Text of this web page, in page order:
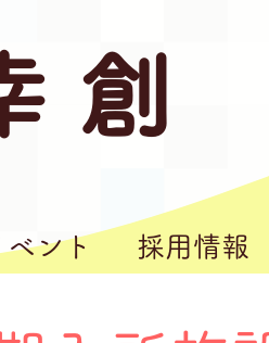
創
ベント 採用情報